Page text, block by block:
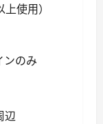
使用）
ンのみ
辺